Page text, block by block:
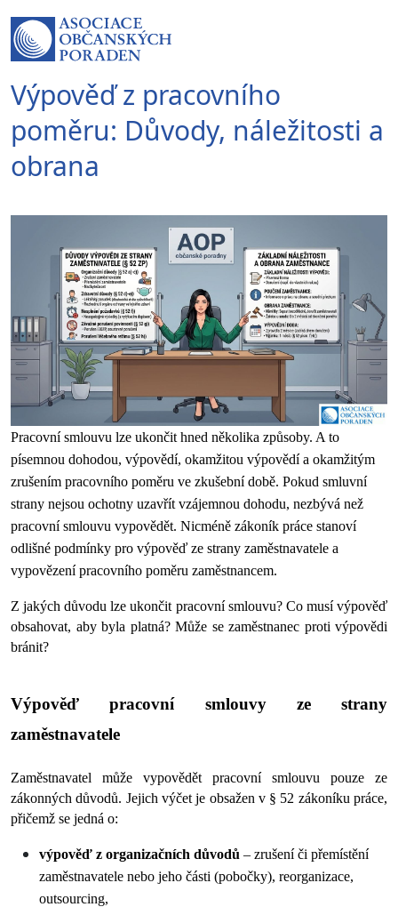
Výpověď z pracovního
poměru: Důvody, náležitosti a
obrana
Pracovní smlouvu lze ukončit hned několika způsoby. A to
písemnou dohodou, výpovědí, okamžitou výpovědí a okamžitým
zrušením pracovního poměru ve zkušební době. Pokud smluvní
strany nejsou ochotny uzavřít vzájemnou dohodu, nezbývá než
pracovní smlouvu vypovědět. Nicméně zákoník práce stanoví
odlišné podmínky pro výpověď ze strany zaměstnavatele a
vypovězení pracovního poměru zaměstnancem.
Z jakých důvodu lze ukončit pracovní smlouvu? Co musí výpověď
obsahovat, aby byla platná? Může se zaměstnanec proti výpovědi
bránit?
Výpověď pracovní smlouvy ze strany
zaměstnavatele
Zaměstnavatel může vypovědět pracovní smlouvu pouze ze
zákonných důvodů. Jejich výčet je obsažen v § 52 zákoníku práce,
přičemž se jedná o:
výpověď z organizačních důvodů – zrušení či přemístění
zaměstnavatele nebo jeho části (pobočky), reorganizace,
outsourcing,